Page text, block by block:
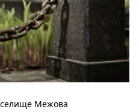
селище Межова